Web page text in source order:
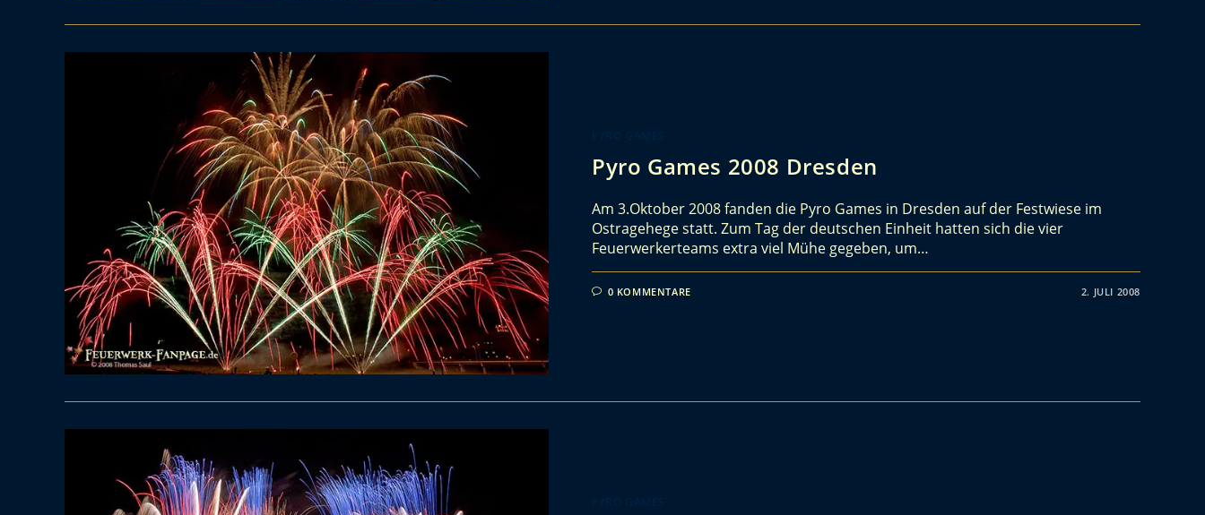
Pyro Games 2008 Dresden
Am 3.Oktober 2008 fanden die Pyro Games in Dresden auf der Festwiese im
Ostragehege statt. Zum Tag der deutschen Einheit hatten sich die vier
Feuerwerkerteams extra viel Mühe gegeben, um…
0 KOMMENTARE 2. JULI 2008